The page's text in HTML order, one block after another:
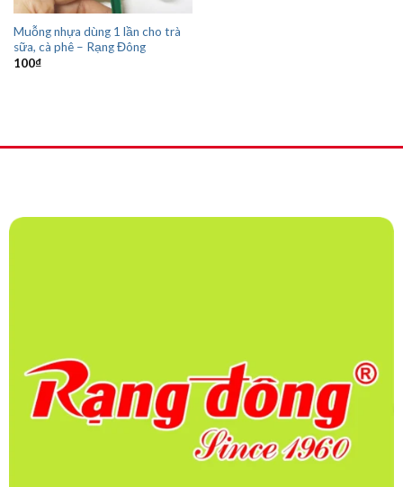
Muỗng nhựa dùng 1 lần cho trà
sữa, cà phê – Rạng Đông
100₫